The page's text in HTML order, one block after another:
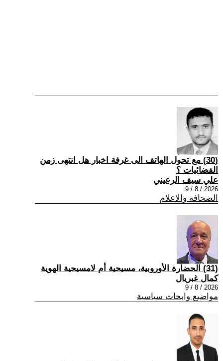
(30) مع تحول الهاتف الى غرفة اخبار هل انتهى زمن
الفضائيات ؟
علي سيف الرعيني
2026 / 8 / 9
الصحافة والاعلام
(31) الحضارة الأوروبية، مسيحية أم لامسيحية الهوية
كمال غبريال
2026 / 8 / 9
مواضيع وابحاث سياسية